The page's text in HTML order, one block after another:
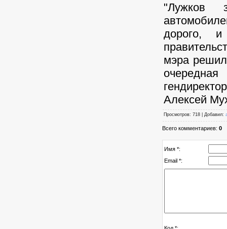
"Лужков
дорого,
мэра
Алексей
Просмотров: 718 | Добавил:
Всего комментариев: 0
Имя *:
Email *: